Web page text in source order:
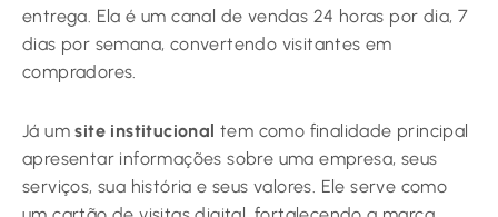
entrega. Ela é um canal de vendas 24 horas por dia, 7
dias por semana, convertendo visitantes em
compradores.
Já umsite institucional tem como finalidade principal
apresentar informações sobre uma empresa, seus
serviços, sua história e seus valores. Ele serve como